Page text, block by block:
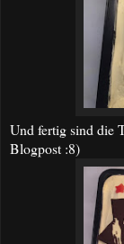
Und fertig sind die
Blogpost :8)